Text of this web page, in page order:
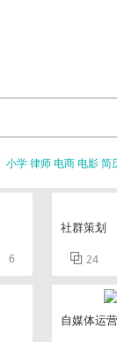
小学律师电商电影简
6
社群策划
 24
自媒体运